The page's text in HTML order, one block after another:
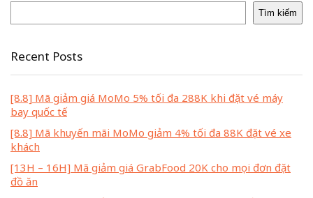
Tìm kiếm
Recent Posts
[8.8] Mã giảm giá MoMo 5% tối đa 288K khi đặt vé máy
bay quốc tế
[8.8] Mã khuyến mãi MoMo giảm 4% tối đa 88K đặt vé xe
khách
[13H – 16H] Mã giảm giá GrabFood 20K cho mọi đơn đặt
đồ ăn